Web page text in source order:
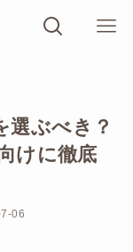
ぶべき？
けに徹底
06